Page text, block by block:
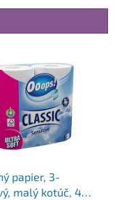
papier, 3-
malý kotúč, 4